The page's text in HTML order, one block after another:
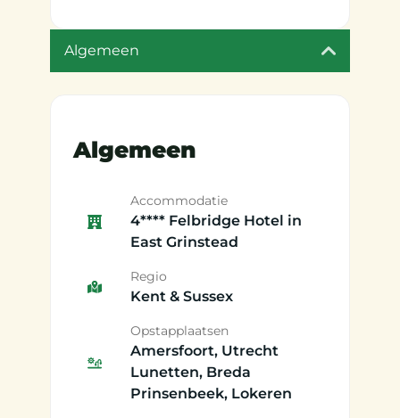
Algemeen
Algemeen
Accommodatie
4**** Felbridge Hotel in
East Grinstead
Regio
Kent & Sussex
Opstapplaatsen
Amersfoort, Utrecht
Lunetten, Breda
Prinsenbeek, Lokeren